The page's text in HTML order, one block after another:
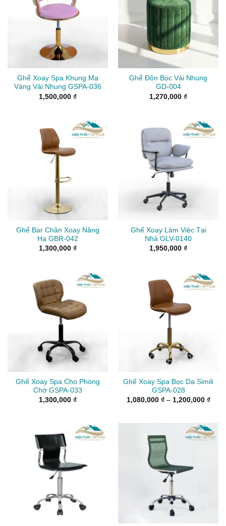
Ghế Xoay Spa Khung Mạ
Vàng Vải Nhung GSPA-036
1,500,000 ₫
Ghế Đôn Bọc Vải Nhung
GD-004
1,270,000 ₫
Ghế Bar Chân Xoay Nâng
Hạ GBR-042
1,300,000 ₫
Ghế Xoay Làm Việc Tại
Nhà GLV-0140
1,950,000 ₫
Ghế Xoay Spa Cho Phòng
Chờ GSPA-033
1,300,000 ₫
Ghế Xoay Spa Bọc Da Simili
GSPA-028
1,080,000 ₫ – 1,200,000 ₫